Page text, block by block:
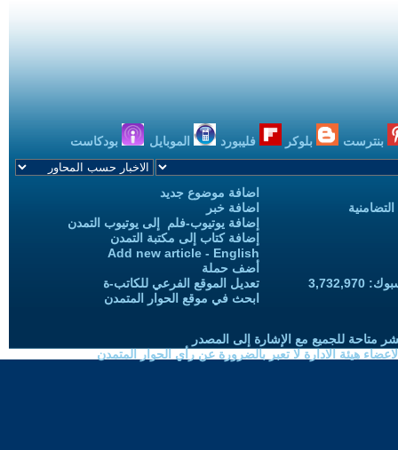
بنترست بلوكر فليبورد الموبايل بودكاست
اضافة موضوع جديد
اضافة خبر
إضافة يوتيوب-فلم إلى يوتيوب التمدن
إضافة كتاب إلى مكتبة التمدن
Add new article - English
أضف حملة
تعديل الموقع الفرعي للكاتب-ة
ابحث في موقع الحوار المتمدن
متاحة للجميع مع الإشارة إلى المصدر
هيئة الادارة لا تعبر بالضرورة عن رأي الحوار المتمدن